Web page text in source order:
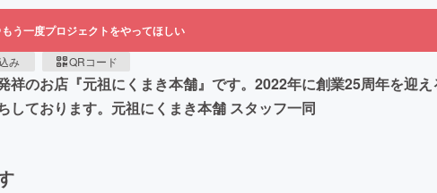
もう一度プロジェクトをやってほしい
み QRコード
のお店『元祖にくまき本舗』です。2022年に創業25周年を迎
ております。元祖にくまき本舗 スタッフ一同